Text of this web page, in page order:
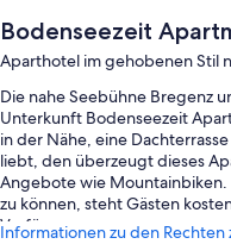
Bodenseezeit
Aparthotel im gehobenen Stil
Die nahe Seebühne Bregenz
Unterkunft Bodenseezeit
in der Nähe, eine
liebt, den überzeugt dieses
Angebote wie
zu können, steht Gästen
Verfügung.
Informationen zu den Rechten